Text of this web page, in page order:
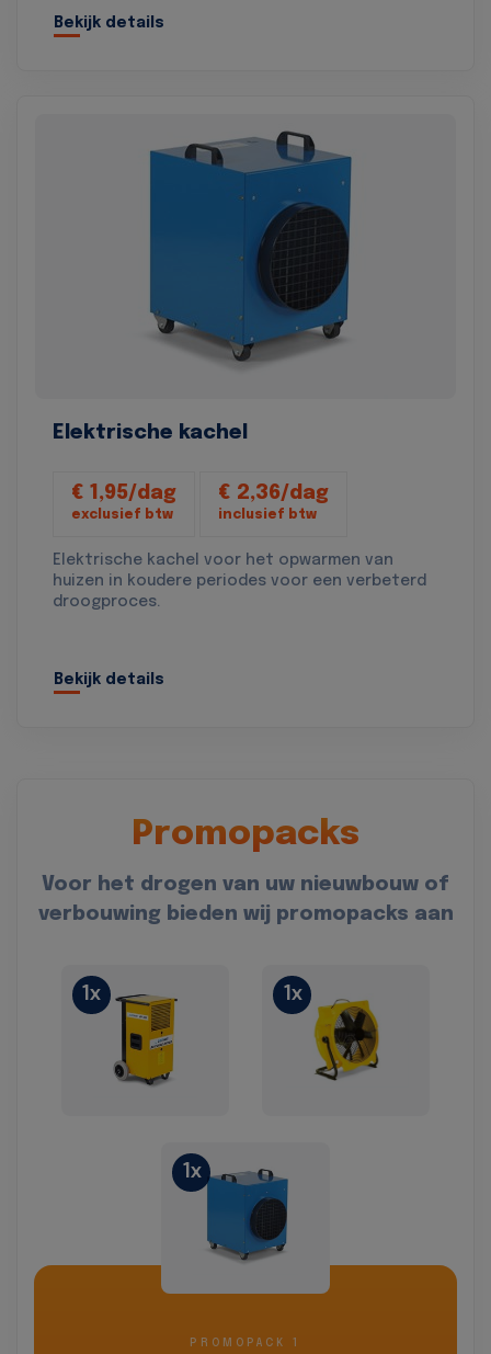
Bekijk details
Elektrische kachel
€ 1,95/dag
exclusief btw
€ 2,36/dag
inclusief btw
Elektrische kachel voor het opwarmen van
huizen in koudere periodes voor een verbeterd
droogproces.
Bekijk details
Promopacks
Voor het drogen van uw nieuwbouw of
verbouwing bieden wij promopacks aan
1x 1x
1x
PROMOPACK 1